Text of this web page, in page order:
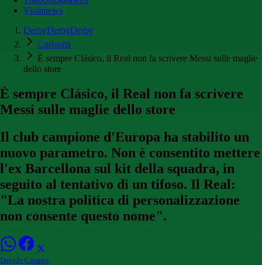
Violanews
DerbyDerbyDerby
Curiosità
È sempre Clásico, il Real non fa scrivere Messi sulle maglie
dello store
È sempre Clásico, il Real non fa scrivere
Messi sulle maglie dello store
Il club campione d'Europa ha stabilito un
nuovo parametro. Non è consentito mettere
l'ex Barcellona sul kit della squadra, in
seguito al tentativo di un tifoso. Il Real:
"La nostra politica di personalizzazione
non consente questo nome".
Davide Capano